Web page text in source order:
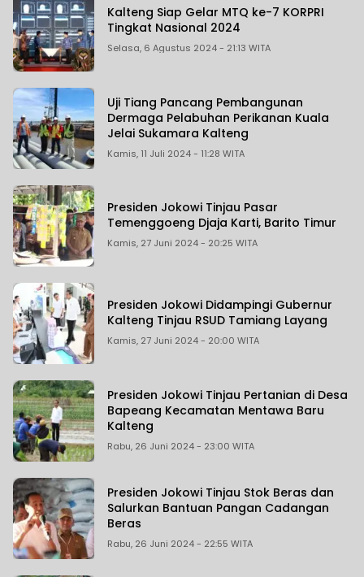
Kalteng Siap Gelar MTQ ke-7 KORPRI
Tingkat Nasional 2024
Selasa, 6 Agustus 2024 - 21:13 WITA
Uji Tiang Pancang Pembangunan
Dermaga Pelabuhan Perikanan Kuala
Jelai Sukamara Kalteng
Kamis, 11 Juli 2024 - 11:28 WITA
Presiden Jokowi Tinjau Pasar
Temenggoeng Djaja Karti, Barito Timur
Kamis, 27 Juni 2024 - 20:25 WITA
Presiden Jokowi Didampingi Gubernur
Kalteng Tinjau RSUD Tamiang Layang
Kamis, 27 Juni 2024 - 20:00 WITA
Presiden Jokowi Tinjau Pertanian di Desa
Bapeang Kecamatan Mentawa Baru
Kalteng
Rabu, 26 Juni 2024 - 23:00 WITA
Presiden Jokowi Tinjau Stok Beras dan
Salurkan Bantuan Pangan Cadangan
Beras
Rabu, 26 Juni 2024 - 22:55 WITA